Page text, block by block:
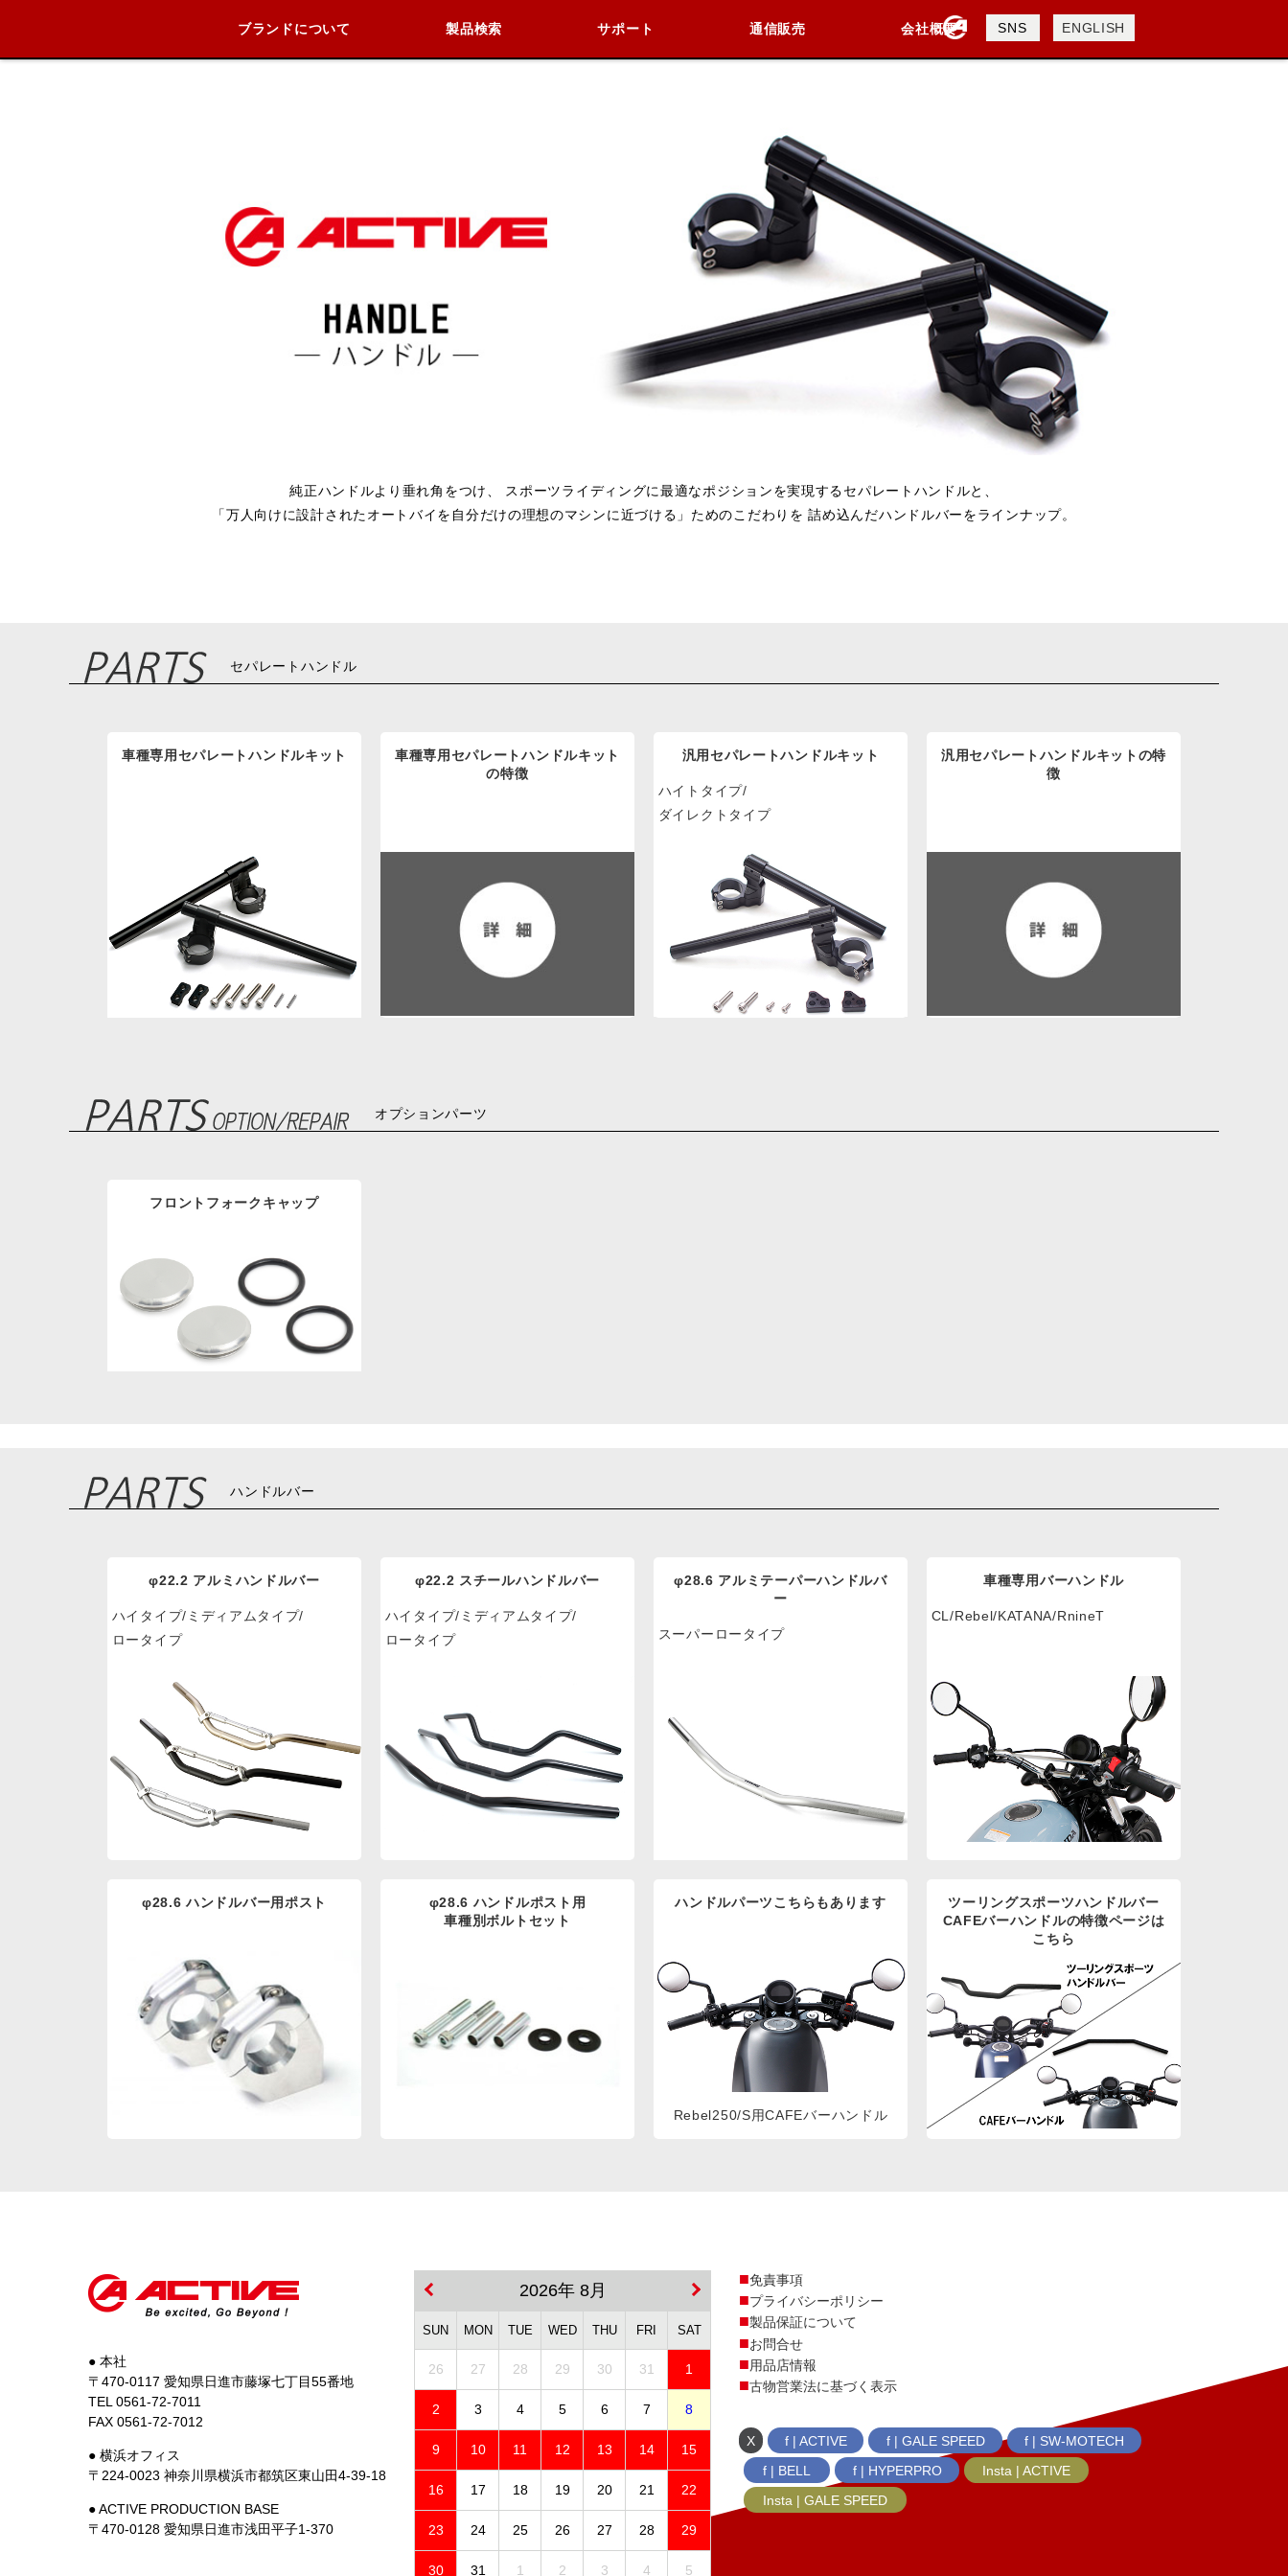
ブランドについて 製品検索 サポート 通信販売 会社概要
会社概要
採用情報
SNS ENGLISH
YAMAHA DUCATI HARLEY DAVIDSON
純正ハンドルより垂れ角をつけ、 スポーツライディングに最適なポジションを実現するセパレートハンドルと、
「万人向けに設計されたオートバイを自分だけの理想のマシンに近づける」ためのこだわりを 詰め込んだハンドルバーをラインナップ。
セパレートハンドル
車種専用セパレートハンドルキット
車種専用セパレートハンドルキット
の特徴
汎用セパレートハンドルキット
ハイトタイプ/
ダイレクトタイプ
汎用セパレートハンドルキットの特
徴
オプションパーツ
フロントフォークキャップ
ハンドルバー
φ22.2 アルミハンドルバー
ハイタイプ/ミディアムタイプ/
ロータイプ
φ22.2 スチールハンドルバー
ハイタイプ/ミディアムタイプ/
ロータイプ
φ28.6 アルミテーパーハンドルバ
ー
スーパーロータイプ
車種専用バーハンドル
CL/Rebel/KATANA/RnineT
φ28.6 ハンドルバー用ポスト
φ28.6 ハンドルポスト用
車種別ボルトセット
ハンドルパーツこちらもあります
Rebel250/S用CAFEバーハンドル
ツーリングスポーツハンドルバー
CAFEバーハンドルの特徴ページは
こちら
● 本社
〒470-0117 愛知県日進市藤塚七丁目55番地
TEL 0561-72-7011
FAX 0561-72-7012
● 横浜オフィス
〒224-0023 神奈川県横浜市都筑区東山田4-39-18
● ACTIVE PRODUCTION BASE
〒470-0128 愛知県日進市浅田平子1-370
2026年 8月
SUN MON TUE WED THU FRI SAT
26 27 28 29 30 31 1
2 3 4 5 6 7 8
9 10 11 12 13 14 15
16 17 18 19 20 21 22
23 24 25 26 27 28 29
30 31 1 2 3 4 5
免責事項
プライバシーポリシー
製品保証について
お問合せ
用品店情報
古物営業法に基づく表示
X f | ACTIVE f | GALE SPEED
f | SW-MOTECH
f | BELL
f | HYPERPRO
Insta | ACTIVE
Insta | GALE SPEED